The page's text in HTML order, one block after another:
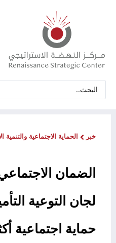
خبر الحماية الاجتماعية والتنمية
الضمان
لجان التوعية
حماية اجتماعية